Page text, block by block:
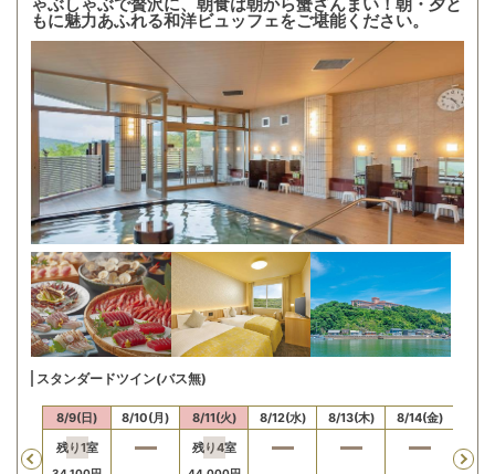
ゃぶしゃぶで贅沢に、朝食は朝から蟹ざんまい！朝・夕と
もに魅力あふれる和洋ビュッフェをご堪能ください。
スタンダードツイン(バス無)
Previous
8/9(日)
残り1室
8/10(月)
8/11(火)
残り4室
8/12(水) 8/13(木) 8/14(金)
残り